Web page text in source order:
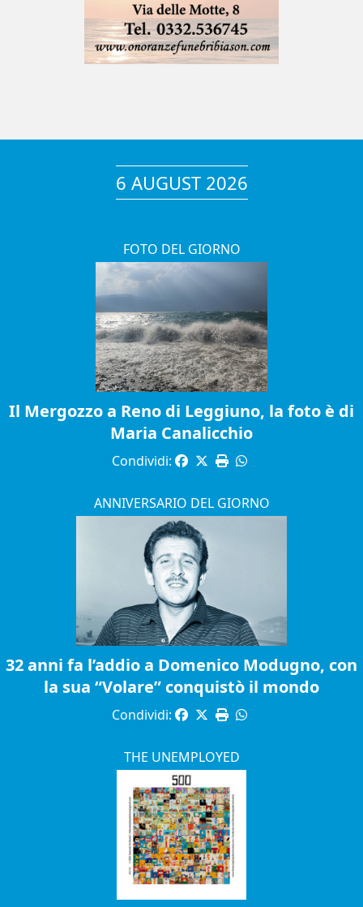
6 AUGUST 2026
FOTO DEL GIORNO
Il Mergozzo a Reno di Leggiuno, la foto è di
Maria Canalicchio
Condividi:
ANNIVERSARIO DEL GIORNO
32 anni fa l’addio a Domenico Modugno, con
la sua “Volare” conquistò il mondo
Condividi:
THE UNEMPLOYED